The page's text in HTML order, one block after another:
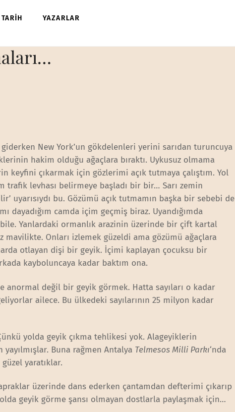
TARİH YAZARLAR
New York’un gökdelenleri yerini sarıdan turuncuya
hakim olduğu ağaçlara bıraktı. Uykusuz olmama
keyfini çıkarmak için gözlerimi açık tutmaya çalıştım. Yol
trafik levhası belirmeye başladı bir bir… Sarı zemin
uyarısıydı bu. Gözümü açık tutmamın başka bir sebebi de
dayadığım camda içim geçmiş biraz. Uyandığımda
bile. Yanlardaki ormanlık arazinin üzerinde bir çift kartal
mavilikte. Onları izlemek güzeldi ama gözümü ağaçlara
otlayan dişi bir geyik. İçimi kaplayan çocuksu bir
kayboluncaya kadar baktım ona.
değil bir geyik görmek. Hatta sayıları o kadar
ailece. Bu ülkedeki sayılarının 25 milyon kadar
yolda geyik çıkma tehlikesi yok. Alageyiklerin
Buna rağmen Antalya Telmesos Milli Parkı‘nda
yaratıklar.
üzerinde dans ederken çantamdan defterimi çıkarıp
geyik görme şansı olmayan dostlarla paylaşmak için…